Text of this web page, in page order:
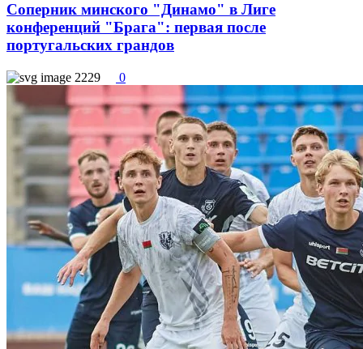
Соперник минского "Динамо" в Лиге
конференций "Брага": первая после
португальских грандов
2229 0